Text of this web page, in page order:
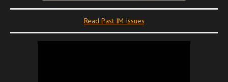
Read Past IM Issues